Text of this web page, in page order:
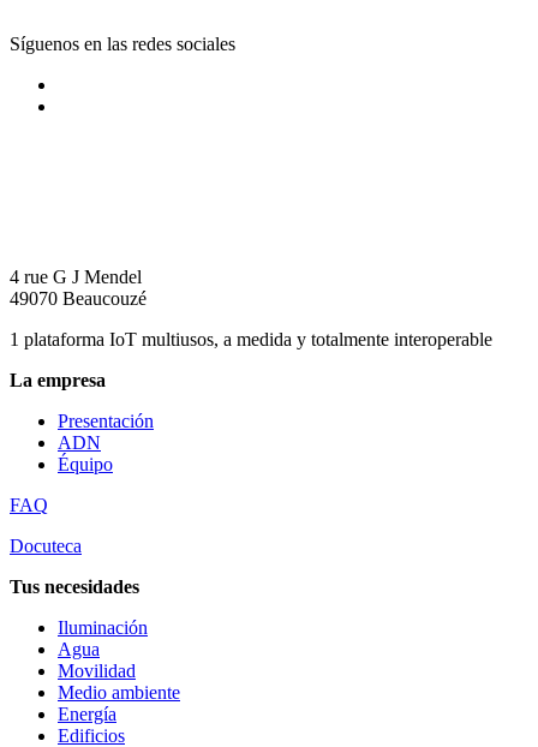
Síguenos en las redes sociales
4 rue G J Mendel
49070 Beaucouzé
1 plataforma IoT multiusos, a medida y totalmente interoperable
La empresa
Presentación
ADN
Équipo
FAQ
Docuteca
Tus necesidades
Iluminación
Agua
Movilidad
Medio ambiente
Energía
Edificios